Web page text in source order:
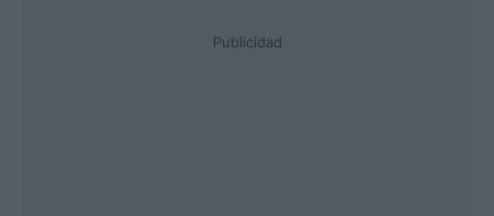
Publicidad